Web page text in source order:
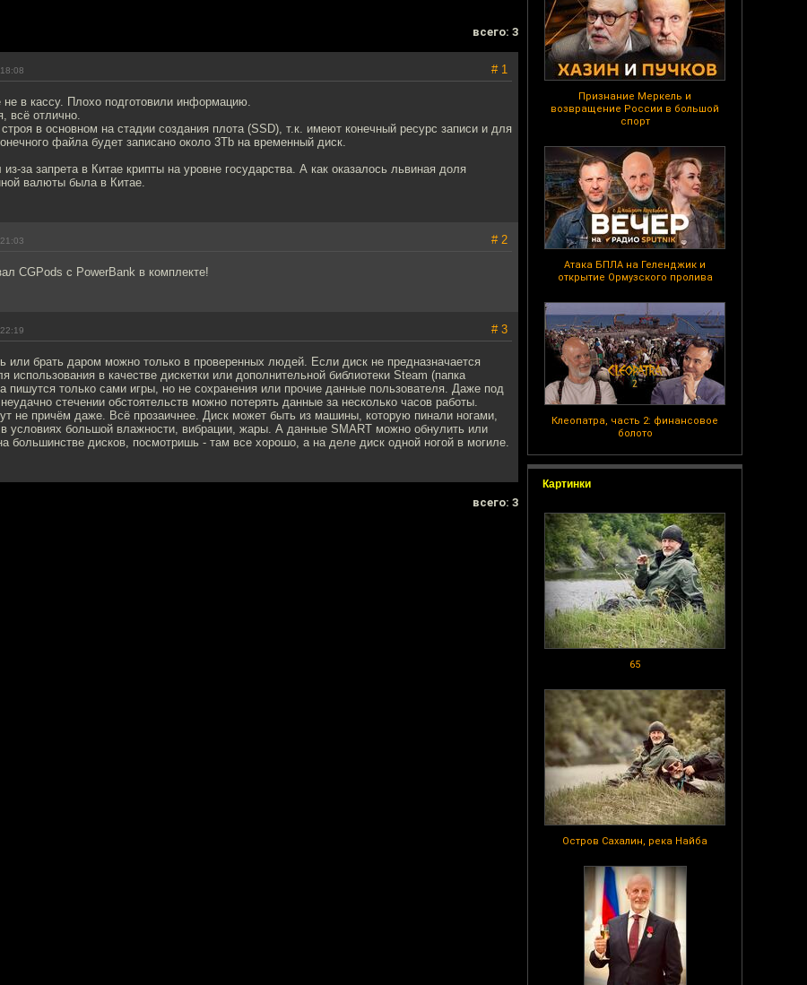
Признание Меркель и
возвращение России в большой
спорт
Атака БПЛА на Геленджик и
открытие Ормузского пролива
Клеопатра, часть 2: финансовое
болото
Картинки
65
Остров Сахалин, река Найба
всего: 3
# 1
в кассу. Плохо подготовили информацию.
всё отлично.
в основном на стадии создания плота (SSD), т.к. имеют конечный ресурс записи и для
файла будет записано около 3Tb на временный диск.
за запрета в Китае крипты на уровне государства. А как оказалось львиная доля
валюты была в Китае.
# 2
CGPods с PowerBank в комплекте!
# 3
или брать даром можно только в проверенных людей. Если диск не предназначается
использования в качестве дискетки или дополнительной библиотеки Steam (папка
пишутся только сами игры, но не сохранения или прочие данные пользователя. Даже под
стечении обстоятельств можно потерять данные за несколько часов работы.
не причём даже. Всё прозаичнее. Диск может быть из машины, которую пинали ногами,
в условиях большой влажности, вибрации, жары. А данные SMART можно обнулить или
большинстве дисков, посмотришь - там все хорошо, а на деле диск одной ногой в могиле.
всего: 3